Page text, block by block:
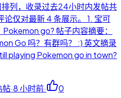
列，收录过去24小时内发帖共
仅对最新 4 条展示。 1. 宝可
go? 帖子内容摘要：
Go 吗？有群吗？ :) 英文摘录
playing Pokemon go in town?
帖·8 小时前· 0